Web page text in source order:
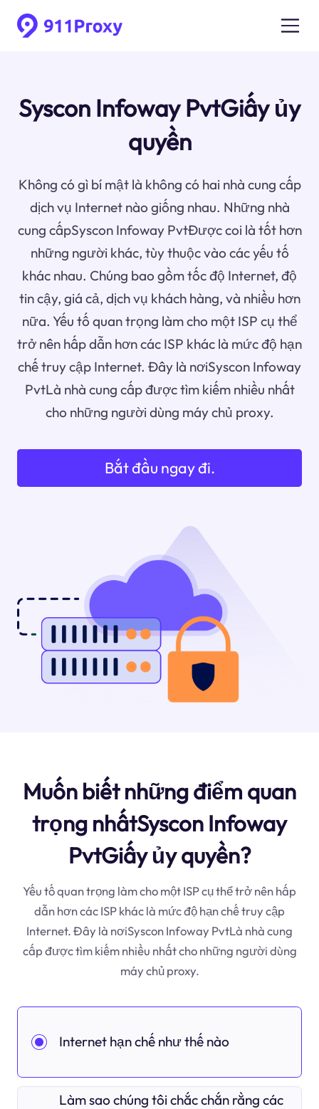
Syscon Infoway PvtGiấy ủy
quyền
Không có gì bí mật là không có hai nhà cung cấp
dịch vụ Internet nào giống nhau. Những nhà
cung cấpSyscon Infoway PvtĐược coi là tốt hơn
những người khác, tùy thuộc vào các yếu tố
khác nhau. Chúng bao gồm tốc độ Internet, độ
tin cậy, giá cả, dịch vụ khách hàng, và nhiều hơn
nữa. Yếu tố quan trọng làm cho một ISP cụ thể
trở nên hấp dẫn hơn các ISP khác là mức độ hạn
chế truy cập Internet. Đây là nơiSyscon Infoway
PvtLà nhà cung cấp được tìm kiếm nhiều nhất
cho những người dùng máy chủ proxy.
Bắt đầu ngay đi.
Muốn biết những điểm quan
trọng nhấtSyscon Infoway
PvtGiấy ủy quyền?
Yếu tố quan trọng làm cho một ISP cụ thể trở nên hấp
dẫn hơn các ISP khác là mức độ hạn chế truy cập
Internet. Đây là nơiSyscon Infoway PvtLà nhà cung
cấp được tìm kiếm nhiều nhất cho những người dùng
máy chủ proxy.
Internet hạn chế như thế nào
Làm sao chúng tôi chắc chắn rằng các